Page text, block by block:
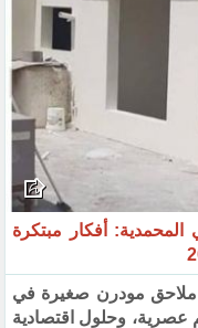
أفكار مبتكرة
ملاحق مودرن صغيرة في
عصرية، وحلول اقتصادية